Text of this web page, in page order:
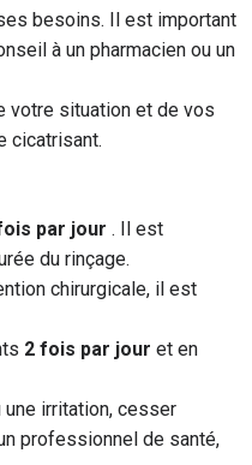
besoins. Il est important
à un pharmacien ou un
votre situation et de vos
cicatrisant.
par jour . Il est
du rinçage.
chirurgicale, il est
2 fois par jour et en
une irritation, cesser
professionnel de santé,